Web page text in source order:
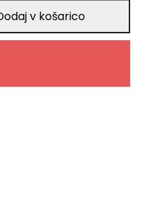
v košarico